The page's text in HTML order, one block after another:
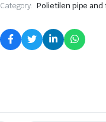
Category: Polietilen pipe